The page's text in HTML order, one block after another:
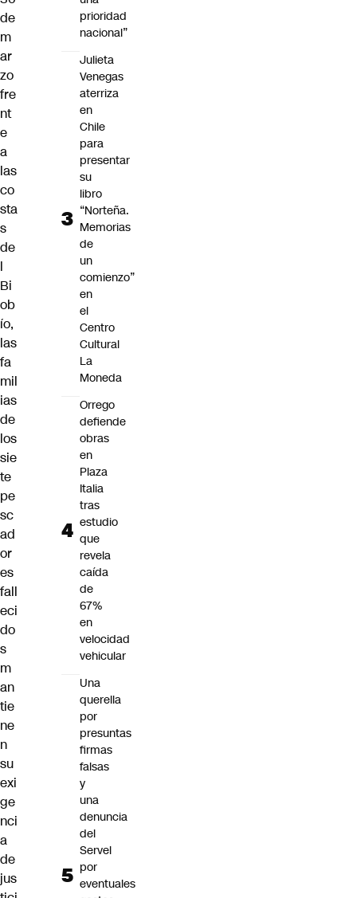
de
m
ar
zo
fre
nt
e
a
las
co
sta
s
de
l
Bi
ob
ío,
las
fa
mil
ias
de
los
sie
te
pe
sc
ad
or
es
fall
eci
do
s
m
an
tie
ne
n
su
exi
ge
nci
a
de
jus
prioridad
nacional”
Julieta
Venegas
aterriza
en
Chile
para
presentar
su
libro
“Norteña.
Memorias
de
un
comienzo”
en
el
Centro
Cultural
La
Moneda
Orrego
defiende
obras
en
Plaza
Italia
tras
estudio
que
revela
caída
de
67%
en
velocidad
vehicular
Una
querella
por
presuntas
firmas
falsas
y
una
denuncia
del
Servel
por
eventuales